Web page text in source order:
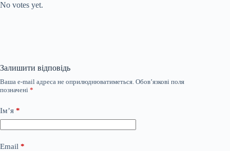
No votes yet.
Залишити відповідь
Ваша e-mail адреса не оприлюднюватиметься. Обов’язкові поля
позначені *
Ім’я *
Email *